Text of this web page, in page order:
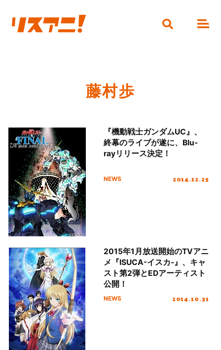
藤村歩
『機動戦士ガンダムUC』、
終幕のライブが遂に、Blu-
rayリリース決定！
NEWS 2014.12.25
2015年1月放送開始のTVアニ
メ『ISUCA-イスカ‐』、キャ
スト第2弾とEDアーティスト
公開！
NEWS 2014.10.31